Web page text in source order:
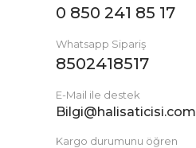
0 850 241 85 17
Whatsapp Sipariş
8502418517
E-Mail ile destek
Bilgi@halisaticisi.com
Kargo durumunu öğren